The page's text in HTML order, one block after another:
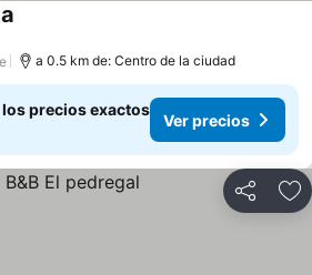
a 0.5 km de: Centro de la ciudad
precios exactos
Ver precios
Compartir